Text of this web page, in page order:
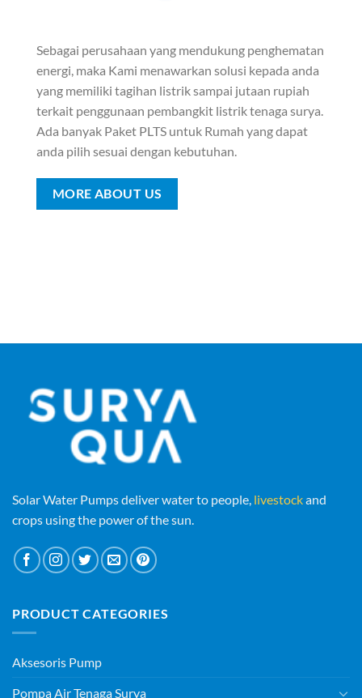
Sebagai perusahaan yang mendukung penghematan
energi, maka Kami menawarkan solusi kepada anda
yang memiliki tagihan listrik sampai jutaan rupiah
terkait penggunaan pembangkit listrik tenaga surya.
Ada banyak Paket PLTS untuk Rumah yang dapat
anda pilih sesuai dengan kebutuhan.
MORE ABOUT US
Solar Water Pumps deliver water to people, livestockand
crops using the power of the sun.
PRODUCT CATEGORIES
Aksesoris Pump
Pompa Air Tenaga Surya